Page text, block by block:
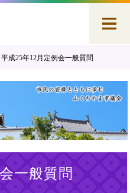
平成25年12月定例会一般質問
一般質問